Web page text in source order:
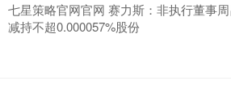
七星策略官网官网 赛力斯：非执行董事
减持不超0.000057%股份